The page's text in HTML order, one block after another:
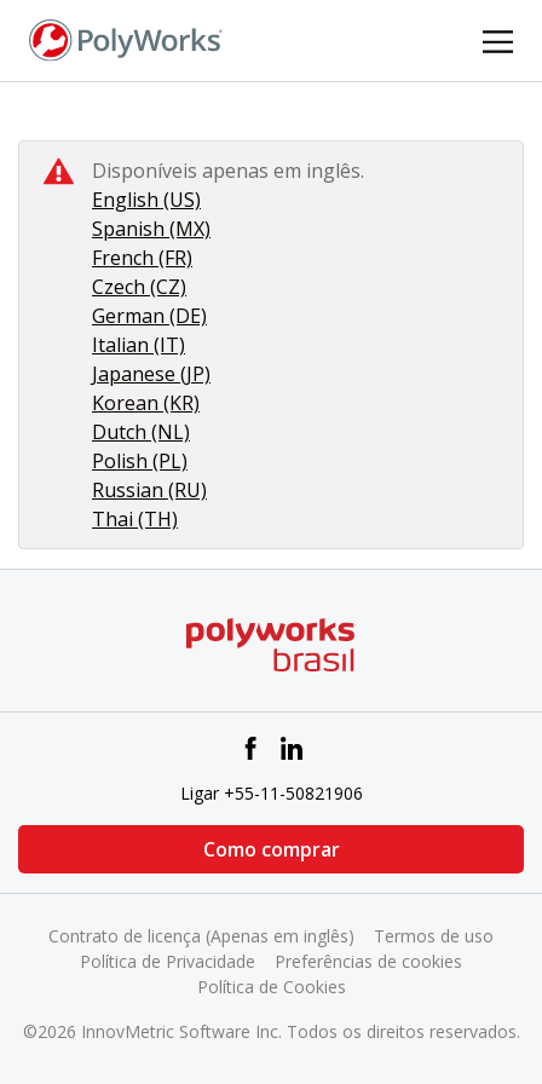
Pular
para
Disponíveis apenas em inglês.
English (US)
Spanish (MX)
French (FR)
Czech (CZ)
German (DE)
Italian (IT)
Japanese (JP)
Korean (KR)
Dutch (NL)
Polish (PL)
Russian (RU)
Thai (TH)
Ligar +55-11-50821906
Como comprar
©2026 InnovMetric Software Inc. Todos os direitos reservados.
Contrato de licença (Apenas em inglês)
Termos de uso
Política de Privacidade
Preferências de cookies
Política de Cookies